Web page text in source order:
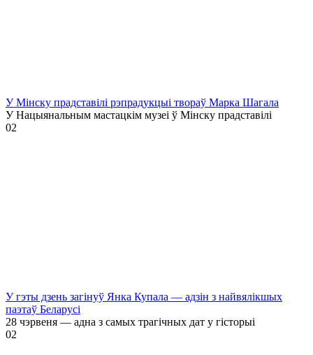
У Мінску прадставілі рэпрадукцыі твораў Марка Шагала
У Нацыянальным мастацкім музеі ў Мінску прадставілі
02
У гэты дзень загінуў Янка Купала — адзін з найвялікшых
паэтаў Беларусі
28 чэрвеня — адна з самых трагічных дат у гісторыі
02